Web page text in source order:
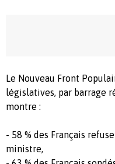
Le Nouveau Front
législatives, par barrage
montre :
- 58 % des Français
ministre,